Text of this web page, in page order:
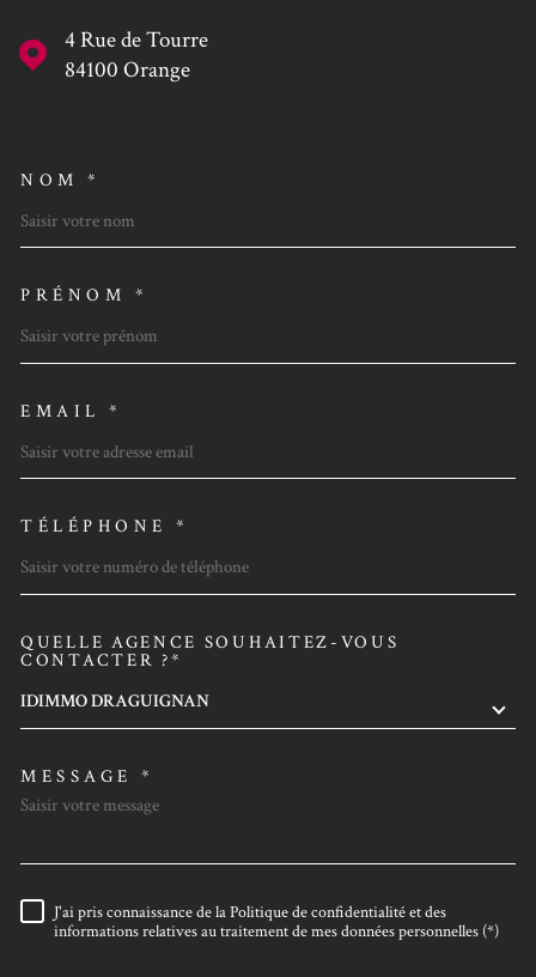
4 Rue de Tourre
84100
Orange
NOM *
PRÉNOM *
EMAIL *
TÉLÉPHONE *
QUELLE AGENCE SOUHAITEZ-VOUS
CONTACTER ?*
IDIMMO DRAGUIGNAN
MESSAGE *
RÈGLEMENTATION
J'ai pris connaissance de la Politique de confidentialité et des
informations relatives au traitement de mes données personnelles (*)